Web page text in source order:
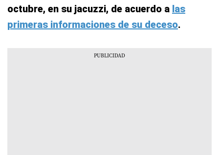
octubre, en su jacuzzi, de acuerdo a las
primeras informaciones de su deceso.